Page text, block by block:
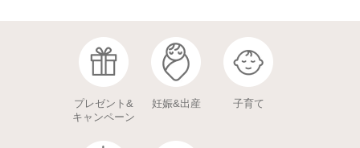
プレゼント&
キャンペーン
妊娠&出産 子育て